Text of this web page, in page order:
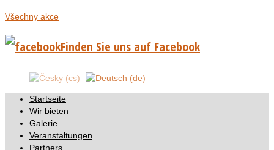
Všechny akce
Finden Sie uns auf Facebook
Startseite
Wir bieten
Galerie
Veranstaltungen
Partners